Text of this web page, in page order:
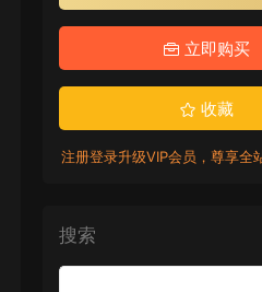
立即购买
收藏
注册登录升级VIP会员，尊享全
搜索